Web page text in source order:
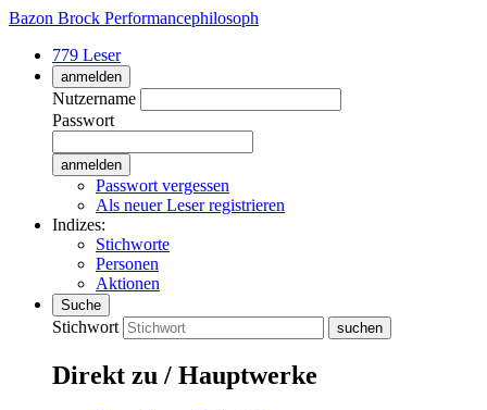
Bazon Brock Performancephilosoph
779 Leser
anmelden
Nutzername
Passwort
Passwort vergessen
Als neuer Leser registrieren
Indizes:
Stichworte
Personen
Aktionen
Suche
Stichwort
Direkt zu / Hauptwerke